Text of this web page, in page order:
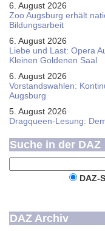
6. August 2026
Zoo Augsburg erhält
Bildungsarbeit
6. August 2026
Liebe und Last: Opera
Kleinen Goldenen Saal
6. August 2026
Vorstandswahlen:
Augsburg
5. August 2026
Dragqueen-Lesung:
Suche in der DAZ
DAZ-
DAZ Archiv